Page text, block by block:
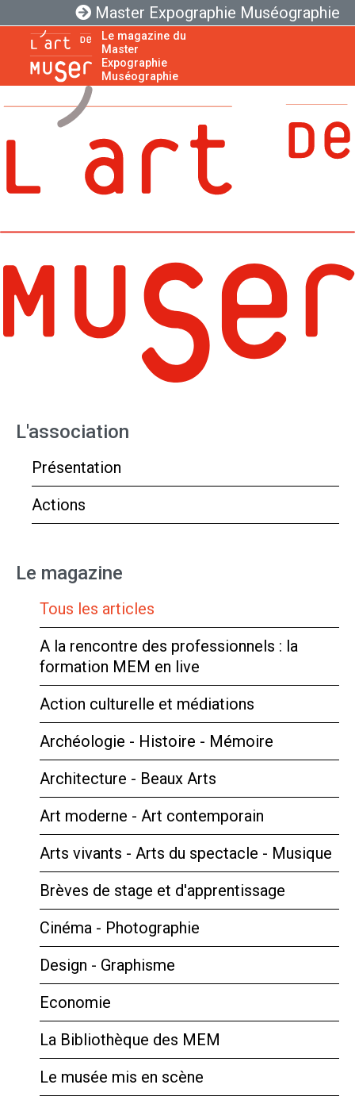
Master Expographie Muséographie
Le magazine du
Master
Expographie
Muséographie
L'association
Présentation
Actions
Le magazine
Tous les articles
A la rencontre des professionnels : la
formation MEM en live
Action culturelle et médiations
Archéologie - Histoire - Mémoire
Architecture - Beaux Arts
Art moderne - Art contemporain
Arts vivants - Arts du spectacle - Musique
Brèves de stage et d'apprentissage
Cinéma - Photographie
Design - Graphisme
Economie
La Bibliothèque des MEM
Le musée mis en scène